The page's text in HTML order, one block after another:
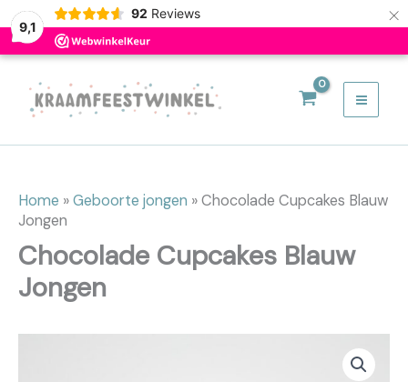
9,1
92 Reviews ×
Ga
Home »Geboorte jongen »Chocolade Cupcakes Blauw
Jongen
Chocolade Cupcakes Blauw
Jongen
Blauw
Jongen
aantal